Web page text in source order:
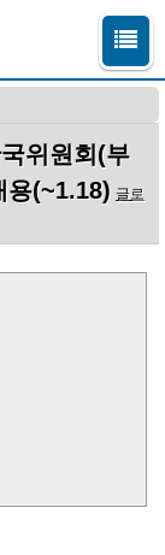
위원회(부
용(~1.18) 글로